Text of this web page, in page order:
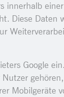
innerhalb
Diese Daten
Google
Mobilgeräte